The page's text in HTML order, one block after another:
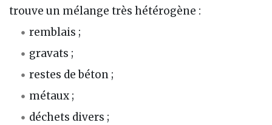
trouve un mélange très hétérogène :
remblais ;
gravats ;
restes de béton ;
métaux ;
déchets divers ;